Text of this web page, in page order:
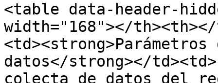
<table data-header-
width="168"></
datos</strong></
colecta de datos del